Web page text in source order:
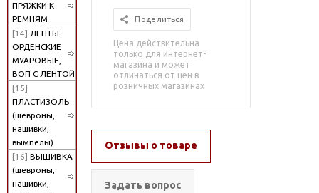
ПРЯЖКИ К
РЕМНЯМ
[14] ЛЕНТЫ
ОРДЕНСКИЕ
МУАРОВЫЕ,
ВОП С ЛЕНТОЙ
[15]
ПЛАСТИЗОЛЬ
(шевроны,
нашивки,
вымпелы)
[16] ВЫШИВКА
(шевроны,
нашивки,
Поделиться
Цена действительна
только для интернет-
магазина и может
отличаться от цен в
розничных магазинах
Отзывы о товаре
Задать вопрос